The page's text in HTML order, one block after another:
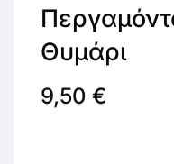
Θυμάρι
9,50 €